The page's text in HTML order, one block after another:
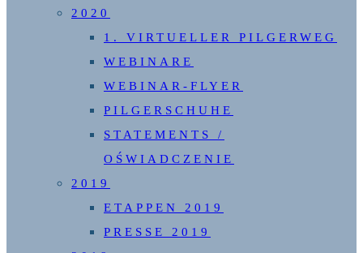
2020
1. VIRTUELLER PILGERWEG
WEBINARE
WEBINAR-FLYER
PILGERSCHUHE
STATEMENTS /
OŚWIADCZENIE
2019
ETAPPEN 2019
PRESSE 2019